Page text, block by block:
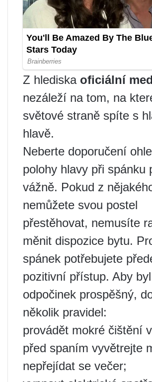
Z hlediska oficiální
nezáleží na tom, na
světové straně spíte s
hlavě.
Neberte doporučení
polohy hlavy při spánku
vážně. Pokud z
nemůžete svou postel
přestěhovat, nemusíte
měnit dispozice bytu.
spánek potřebujete
pozitivní přístup. Aby
odpočinek prospěšný,
několik pravidel:
provádět mokré čištění
před spaním vyvětrejte
nepřejídat se večer;